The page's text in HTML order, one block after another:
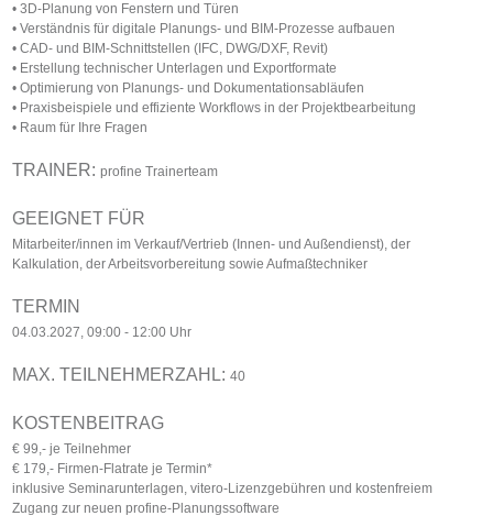
• 3D-Planung von Fenstern und Türen
• Verständnis für digitale Planungs- und BIM-Prozesse aufbauen
• CAD- und BIM-Schnittstellen (IFC, DWG/DXF, Revit)
• Erstellung technischer Unterlagen und Exportformate
• Optimierung von Planungs- und Dokumentationsabläufen
• Praxisbeispiele und effiziente Workflows in der Projektbearbeitung
• Raum für Ihre Fragen
TRAINER: profine Trainerteam
GEEIGNET FÜR
Mitarbeiter/innen im Verkauf/Vertrieb (Innen- und Außendienst), der
Kalkulation, der Arbeitsvorbereitung sowie Aufmaßtechniker
TERMIN
04.03.2027, 09:00 - 12:00 Uhr
MAX. TEILNEHMERZAHL: 40
KOSTENBEITRAG
€ 99,- je Teilnehmer
€ 179,- Firmen-Flatrate je Termin*
inklusive Seminarunterlagen, vitero-Lizenzgebühren und kostenfreiem
Zugang zur neuen profine-Planungssoftware